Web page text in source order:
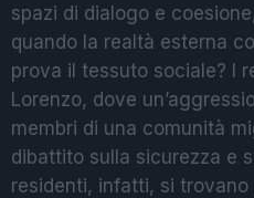
spazi di dialogo e
quando la realtà esterna
prova il tessuto sociale? I
Lorenzo, dove
membri di una comunità
dibattito sulla sicurezza e
residenti, infatti, si